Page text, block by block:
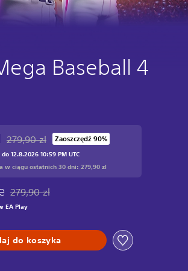
Baseball 4
Zastosowano zniżkę z oryginalnej ceny
279,90 zl Zaoszczędź 90%
12.8.2026 10:59 PM UTC
w ciągu ostatnich 30 dni: 279,90 zl
Zastosowano zniżkę z oryginalnej ceny
279,90 zl
EA Play
do koszyka